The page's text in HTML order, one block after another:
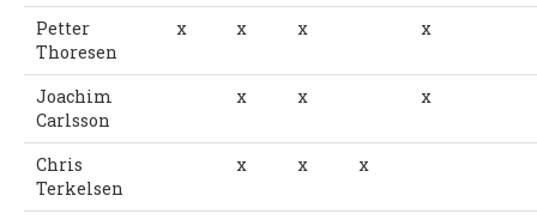
PERSONVERN
INTERNPÅMELDING EVENTOR
MEDLEMSFORDELER
FORSIKRINGER
SAMARBEIDSPARTNER?
Petter
Thoresen
x x x x
Joachim
Carlsson
x x x
Chris
Terkelsen
x x x